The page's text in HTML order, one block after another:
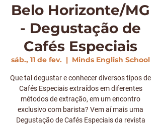
Belo Horizonte/MG
- Degustação de
Cafés Especiais
sáb., 11 de fev.
  |
Minds English School
Que tal degustar e conhecer diversos tipos de
Cafés Especiais extraídos em diferentes
métodos de extração, em um encontro
exclusivo com barista? Vem aí mais uma
Degustação de Cafés Especiais da revista